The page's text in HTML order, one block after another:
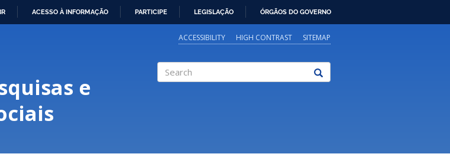
ACESSO À INFORMAÇÃO PARTICIPE LEGISLAÇÃO ÓRGÃOS DO GOVERNO
ACCESSIBILITY HIGH CONTRAST SITEMAP
e